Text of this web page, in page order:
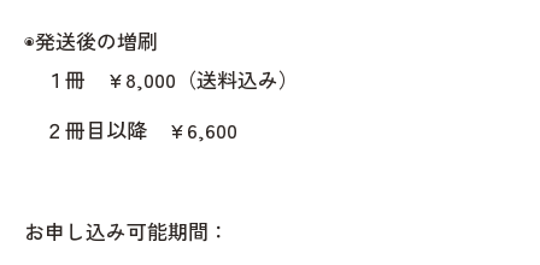
◉発送後の増刷
１冊 ¥8,000（送料込み）
２冊目以降 ¥6,600
お申し込み可能期間：